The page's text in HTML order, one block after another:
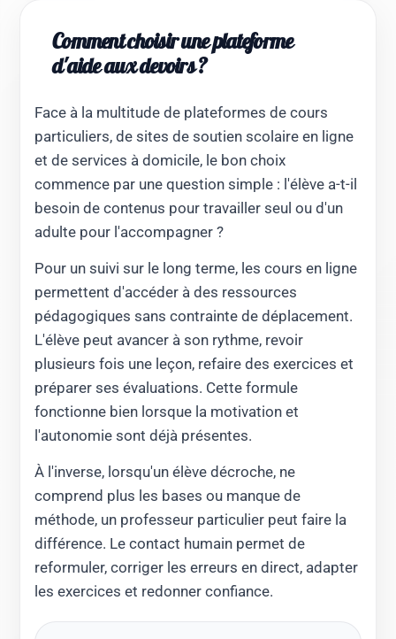
Comment choisir une plateforme
d'aide aux devoirs ?
Face à la multitude de plateformes de cours
particuliers, de sites de soutien scolaire en ligne
et de services à domicile, le bon choix
commence par une question simple : l'élève a-t-il
besoin de contenus pour travailler seul ou d'un
adulte pour l'accompagner ?
Pour un suivi sur le long terme, les cours en ligne
permettent d'accéder à des ressources
pédagogiques sans contrainte de déplacement.
L'élève peut avancer à son rythme, revoir
plusieurs fois une leçon, refaire des exercices et
préparer ses évaluations. Cette formule
fonctionne bien lorsque la motivation et
l'autonomie sont déjà présentes.
À l'inverse, lorsqu'un élève décroche, ne
comprend plus les bases ou manque de
méthode, un professeur particulier peut faire la
différence. Le contact humain permet de
reformuler, corriger les erreurs en direct, adapter
les exercices et redonner confiance.